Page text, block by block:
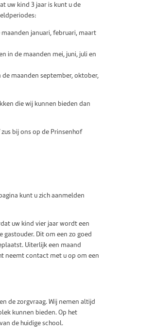
uw kind 3 jaar is kunt u de
januari, februari, maart
in de maanden mei, juni, juli en
maanden september, oktober,
die wij kunnen bieden dan
bij ons op de Prinsenhof
kunt u zich aanmelden
uw kind vier jaar wordt een
Dit om een zo goed
Uiterlijk een maand
neemt contact met u op om een
de zorgvraag. Wij nemen altijd
kunnen bieden. Op het
de huidige school.